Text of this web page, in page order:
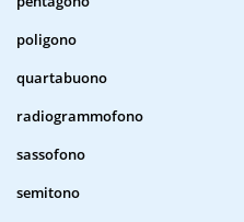
poligono
quartabuono
radiogrammofono
sassofono
semitono